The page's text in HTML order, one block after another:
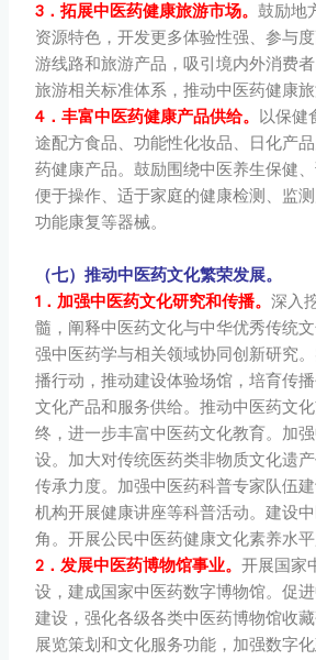
3．拓展中医药健康旅游市场。鼓励地
资源特色，开发更多体验性强、参与
游线路和旅游产品，吸引境内外消费
旅游相关标准体系，推动中医药健康旅
4．丰富中医药健康产品供给。 以保健
途配方食品、功能性化妆品、日化产
药健康产品。鼓励围绕中医养生保健
便于操作、适于家庭的健康检测、监测
功能康复等器械。
（七）推动中医药文化繁荣发展。
1．加强中医药文化研究和传播。深入
髓，阐释中医药文化与中华优秀传统
强中医药学与相关领域协同创新研究
播行动，推动建设体验场馆，培育传
文化产品和服务供给。推动中医药文
终，进一步丰富中医药文化教育。加
设。加大对传统医药类非物质文化遗
传承力度。加强中医药科普专家队伍
机构开展健康讲座等科普活动。建设
角。开展公民中医药健康文化素养水平
2．发展中医药博物馆事业。开展国家
设，建成国家中医药数字博物馆。促
建设，强化各级各类中医药博物馆收藏
展览策划和文化服务功能，加强数字